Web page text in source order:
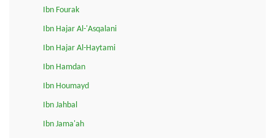
Ibn Fourak
Ibn Hajar Al-'Asqalani
Ibn Hajar Al-Haytami
Ibn Hamdan
Ibn Houmayd
Ibn Jahbal
Ibn Jama'ah